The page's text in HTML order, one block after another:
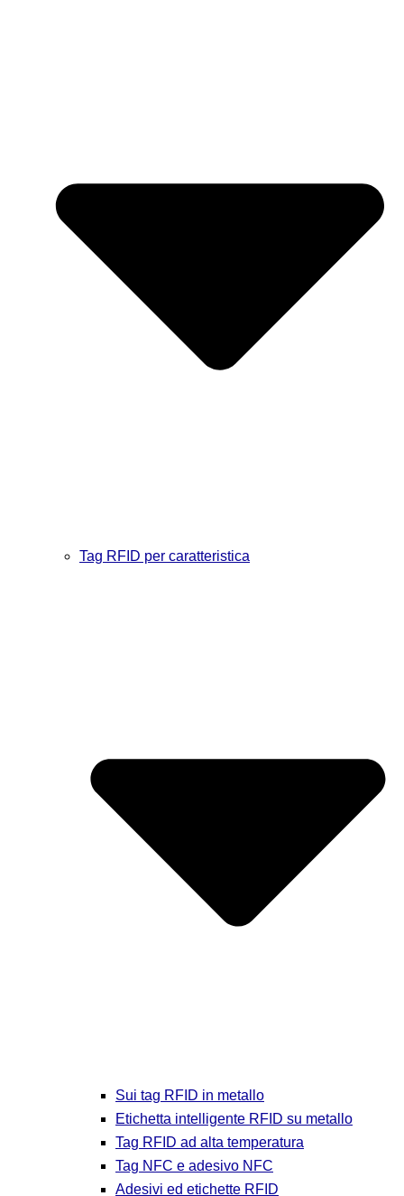
Tag RFID per caratteristica
Sui tag RFID in metallo
Etichetta intelligente RFID su metallo
Tag RFID ad alta temperatura
Tag NFC e adesivo NFC
Adesivi ed etichette RFID